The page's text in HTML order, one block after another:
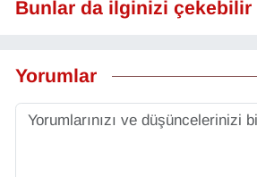
Bunlar da ilginizi çekebilir
Yorumlar